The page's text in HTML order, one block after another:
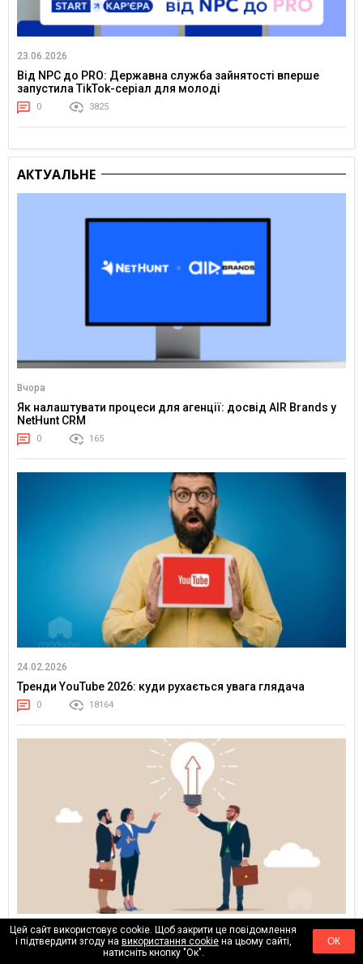
23.06.2026
Від NPC до PRO: Державна служба зайнятості вперше
запустила TikTok-серіал для молоді
0 3825
АКТУАЛЬНЕ
Вчора
Як налаштувати процеси для агенції: досвід AIR Brands у
NetHunt CRM
0 165
24.02.2026
Тренди YouTube 2026: куди рухається увага глядача
0 18164
17.02.2026
Клієнти більше не купують медіаплан — вони купують
Цей сайт використовує cookie. Щоб закрити це повідомлення
і підтвердити згоду на використання cookieна цьому сайті,
натисніть кнопку "Ок".
ОК